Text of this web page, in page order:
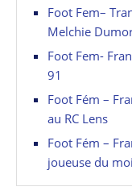
Foot Fem–
Melchie
Foot Fem-
91
Foot Fém –
au RC Lens
Foot Fém –
joueuse du